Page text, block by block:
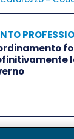
a seicento
delle sanzioni
cui all’articolo
2001, n.
Delega, si
modifiche: